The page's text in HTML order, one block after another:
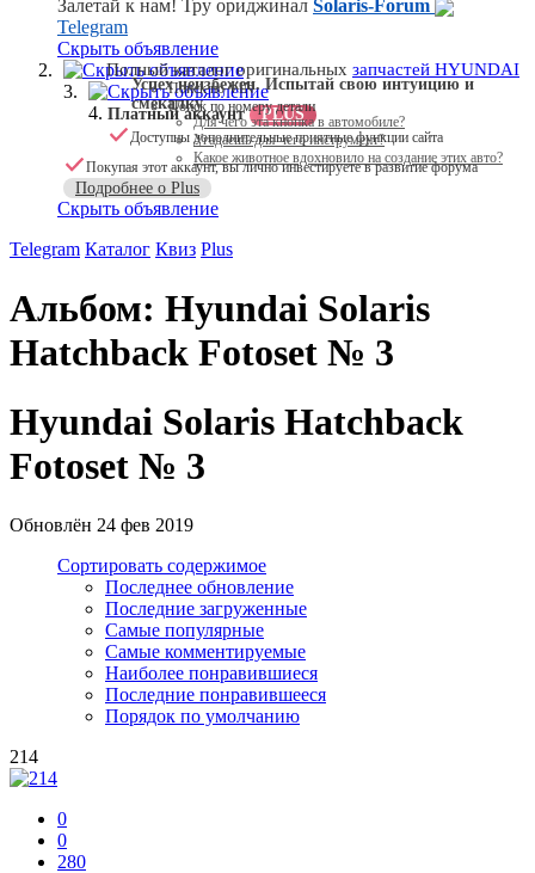
Залетай к нам! Тру ориджинал Solaris-Forum
Telegram
Скрыть объявление
Полный каталог оригинальных запчастей HYUNDAI
Поиск по VIN
Поиск по номеру детали
Скрыть объявление
Успех неизбежен. Испытай свою интуицию и
смекалку
Для чего эта кнопка в автомобиле?
Угадаешь для чего инструмент?
Какое животное вдохновило на создание этих авто?
Скрыть объявление
Платный аккаунт PLUS
Доступны дополнительные приятные функции сайта
Покупая этот аккаунт, вы лично инвестируете в развитие форума
Подробнее о Plus
Скрыть объявление
Telegram Каталог Квиз Plus
Альбом: Hyundai Solaris
Hatchback Fotoset № 3
Hyundai Solaris Hatchback
Fotoset № 3
Обновлён 24 фев 2019
Сортировать содержимое
Последнее обновление
Последние загруженные
Самые популярные
Самые комментируемые
Наиболее понравившиеся
Последние понравившееся
Порядок по умолчанию
214
0
0
280